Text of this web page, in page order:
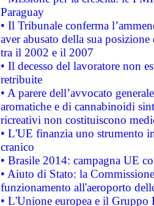
Paraguay
• Il Tribunale conferma
aver abusato della sua
tra il 2002 e il 2007
• Il decesso del lavoratore non
retribuite
• A parere dell’avvocato
aromatiche e di cannabinoidi
ricreativi non costituiscono
• L'UE finanzia uno strumento
cranico
• Brasile 2014: campagna UE
• Aiuto di Stato: la
funzionamento all'aeroporto
• L'Unione europea e il